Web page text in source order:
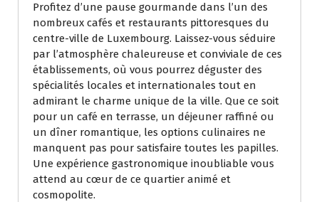
Profitez d’une pause gourmande dans l’un des
nombreux cafés et restaurants pittoresques du
centre-ville de Luxembourg. Laissez-vous séduire
par l’atmosphère chaleureuse et conviviale de ces
établissements, où vous pourrez déguster des
spécialités locales et internationales tout en
admirant le charme unique de la ville. Que ce soit
pour un café en terrasse, un déjeuner raffiné ou
un dîner romantique, les options culinaires ne
manquent pas pour satisfaire toutes les papilles.
Une expérience gastronomique inoubliable vous
attend au cœur de ce quartier animé et
cosmopolite.